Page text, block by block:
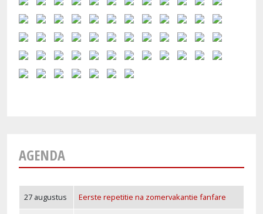
AGENDA
27 augustus Eerste repetitie na zomervakantie fanfare